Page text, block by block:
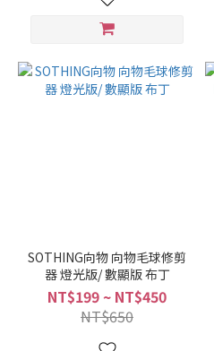
SOTHING向物 向物毛球修剪
器 燈光版/ 數顯版 布丁
NT$199 ~ NT$450
NT$650